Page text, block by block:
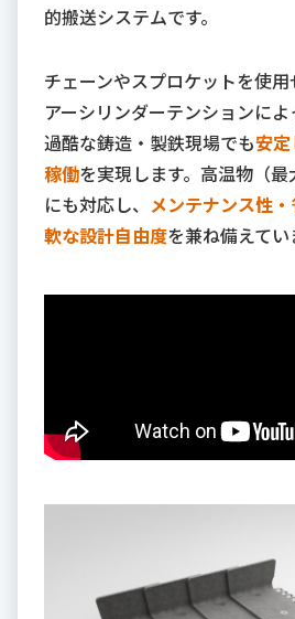
的搬送システムです。
チェーンやスプロケットを使
アーシリンダーテンションによ
過酷な鋳造・製鉄現場でも安
稼働を実現します。高温物（
にも対応し、 メンテナンス性
軟な設計自由度を兼ね備えてい